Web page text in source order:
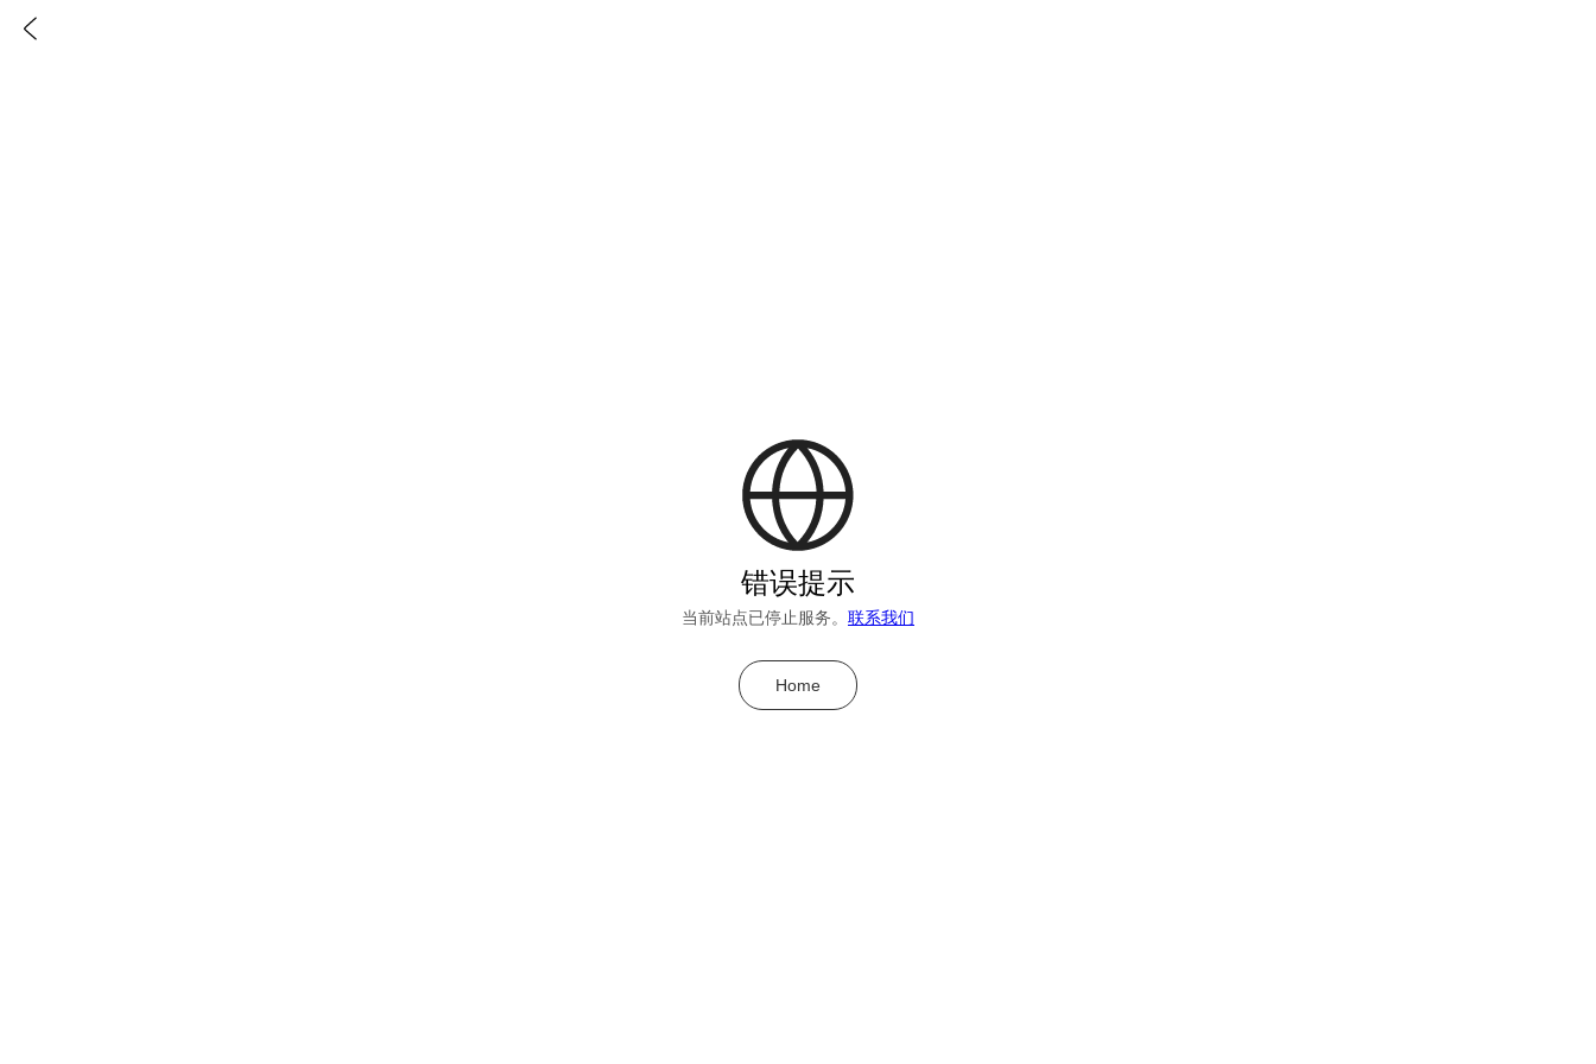
错误提示
当前站点已停止服务。 联系我们
Home